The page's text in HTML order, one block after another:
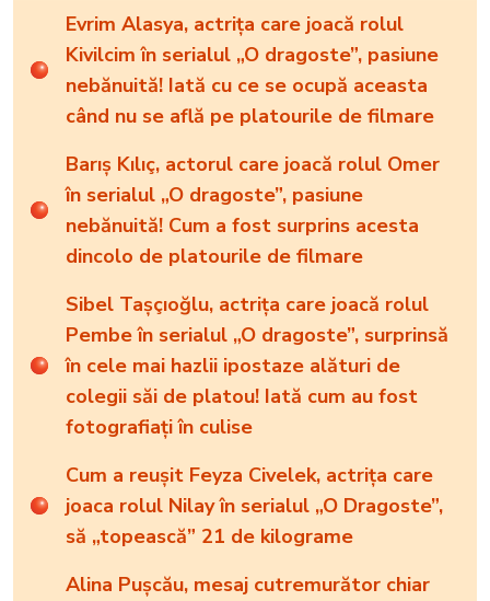
Evrim Alasya, actrița care joacă rolul
Kivilcim în serialul „O dragoste”, pasiune
nebănuită! Iată cu ce se ocupă aceasta
când nu se află pe platourile de filmare
Barıș Kılıç, actorul care joacă rolul Omer
în serialul „O dragoste”, pasiune
nebănuită! Cum a fost surprins acesta
dincolo de platourile de filmare
Sibel Taşçıoğlu, actrița care joacă rolul
Pembe în serialul „O dragoste”, surprinsă
în cele mai hazlii ipostaze alături de
colegii săi de platou! Iată cum au fost
fotografiați în culise
Cum a reușit Feyza Civelek, actrița care
joaca rolul Nilay în serialul „O Dragoste”,
să „topească” 21 de kilograme
Alina Pușcău, mesaj cutremurător chiar